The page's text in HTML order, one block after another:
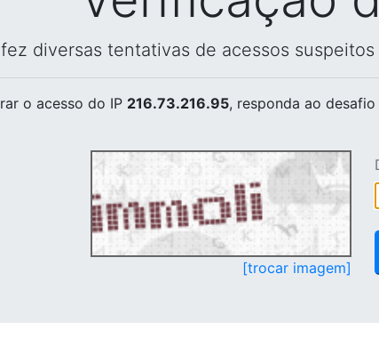
diversas tentativas de acessos
o acesso do IP 216.73.216.95, responda ao desafio
[trocar imagem]